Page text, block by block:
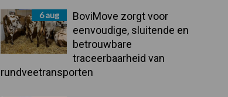
6 aug
BoviMove zorgt voor
eenvoudige, sluitende en
betrouwbare
traceerbaarheid van
rundveetransporten